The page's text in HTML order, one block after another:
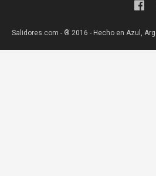
Salidores.com - ® 2016 - Hecho en Azul,